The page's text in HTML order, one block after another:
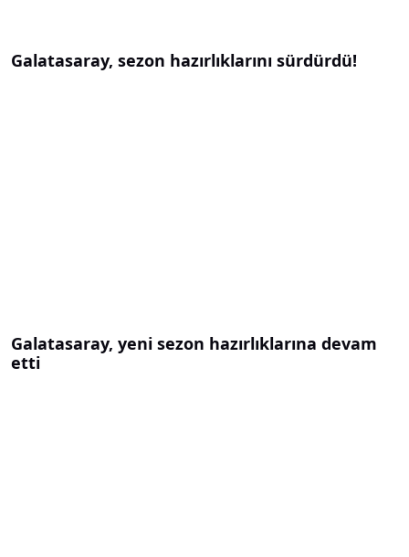
Galatasaray, sezon hazırlıklarını sürdürdü!
Galatasaray, yeni sezon hazırlıklarına devam
etti